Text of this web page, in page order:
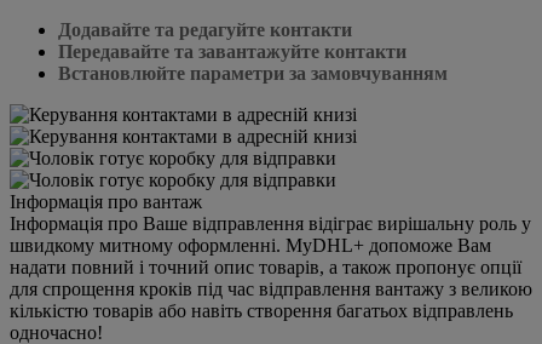
Додавайте та редагуйте контакти
Передавайте та завантажуйте контакти
Встановлюйте параметри за замовчуванням
Інформація про вантаж
Інформація про Ваше відправлення відіграє вирішальну роль у
швидкому митному оформленні. MyDHL+ допоможе Вам
надати повний і точний опис товарів, а також пропонує опції
для спрощення кроків під час відправлення вантажу з великою
кількістю товарів або навіть створення багатьох відправлень
одночасно!